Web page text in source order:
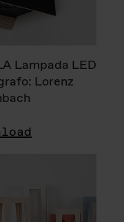
Lampada LED
Lorenz